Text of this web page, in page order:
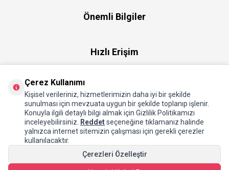
Önemli Bilgiler
Hızlı Erişim
Hakkımızda
Çerez Kullanımı
Kişisel verileriniz, hizmetlerimizin daha iyi bir şekilde
sunulması için mevzuata uygun bir şekilde toplanıp işlenir.
Konuyla ilgili detaylı bilgi almak için Gizlilik Politikamızı
inceleyebilirsiniz.
Reddetseçeneğine tıklamanız halinde
yalnızca internet sitemizin çalışması için gerekli çerezler
kullanılacaktır.
Çerezleri Özelleştir